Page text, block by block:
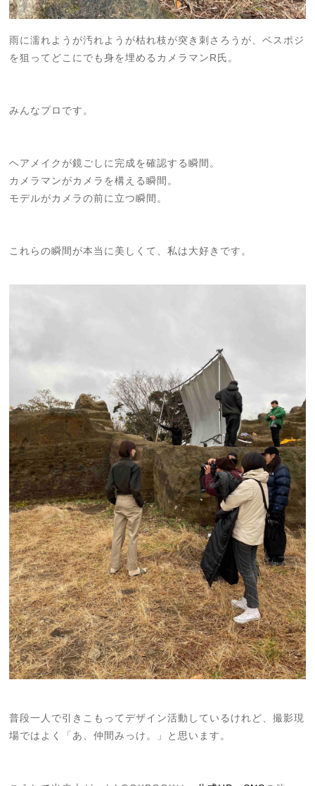
雨に濡れようが汚れようが枯れ枝が突き刺さろうが、ベスポジ
を狙ってどこにでも身を埋めるカメラマンR氏。
みんなプロです。
ヘアメイクが鏡ごしに完成を確認する瞬間。
カメラマンがカメラを構える瞬間。
モデルがカメラの前に立つ瞬間。
これらの瞬間が本当に美しくて、私は大好きです。
普段一人で引きこもってデザイン活動しているけれど、撮影現
場ではよく「あ、仲間みっけ。」と思います。